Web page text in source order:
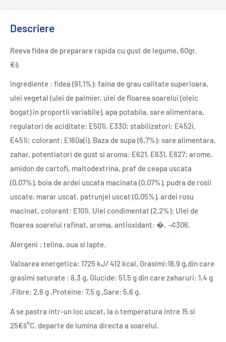
Descriere
Reeva fidea de preparare rapida cu gust de legume, 60gr.
€š
Ingrediente : fidea (91,1%): faina de grau calitate superioara,
ulei vegetal (ulei de palmier, ulei de floarea soarelui (oleic
bogat) in proportii variabile), apa potabila, sare alimentara,
regulatori de aciditate: E501i, E330; stabilizatori: E452i,
E451i; colorant: E160a(i). Baza de supa (6,7%): sare alimentara,
zahar, potentiatori de gust si aroma: E621, E631, E627; arome,
amidon de cartofi, maltodextrina, praf de ceapa uscata
(0,07%), boia de ardei uscata macinata (0,07%), pudra de rosii
uscate, marar uscat, patrunjel uscat (0,05%), ardei rosu
macinat, colorant: E101i. Ulei condimentat (2,2%): Ulei de
floarea soarelui rafinat, aroma, antioxidant: �‚¬¢306.
Alergeni : telina, oua si lapte.
Valoarea energetica: 1725 kJ/ 412 kcal, Grasimi:18,9 g,din care
grasimi saturate : 8,3 g, Glucide: 51,5 g din care zaharuri: 1,4 g
,Fibre: 2,6 g ,Proteine: 7,5 g ,Sare: 5,6 g.
A se pastra intr-un loc uscat, la o temperatura intre 15 si
25€š°C, departe de lumina directa a soarelui.